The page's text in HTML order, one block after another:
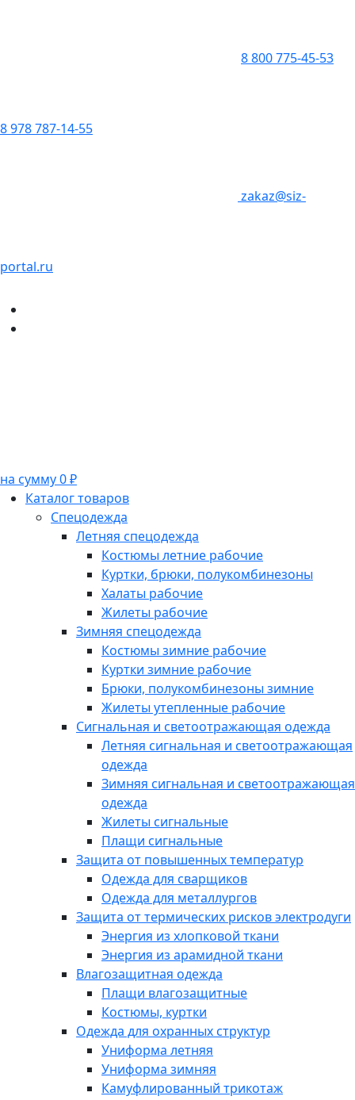
8 800 775-45-53
8 978 787-14-55
zakaz@siz-
portal.ru
на сумму 0 ₽
Каталог товаров
Спецодежда
Летняя спецодежда
Костюмы летние рабочие
Куртки, брюки, полукомбинезоны
Халаты рабочие
Жилеты рабочие
Зимняя спецодежда
Костюмы зимние рабочие
Куртки зимние рабочие
Брюки, полукомбинезоны зимние
Жилеты утепленные рабочие
Сигнальная и светоотражающая одежда
Летняя сигнальная и светоотражающая
одежда
Зимняя сигнальная и светоотражающая
одежда
Жилеты сигнальные
Плащи сигнальные
Защита от повышенных температур
Одежда для сварщиков
Одежда для металлургов
Защита от термических рисков электродуги
Энергия из хлопковой ткани
Энергия из арамидной ткани
Влагозащитная одежда
Плащи влагозащитные
Костюмы, куртки
Одежда для охранных структур
Униформа летняя
Униформа зимняя
Камуфлированный трикотаж